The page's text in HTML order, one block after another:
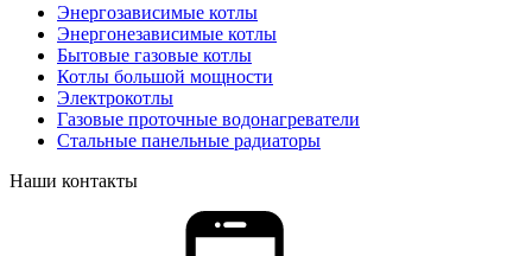
Энергозависимые котлы
Энергонезависимые котлы
Бытовые газовые котлы
Котлы большой мощности
Электрокотлы
Газовые проточные водонагреватели
Стальные панельные радиаторы
Наши контакты